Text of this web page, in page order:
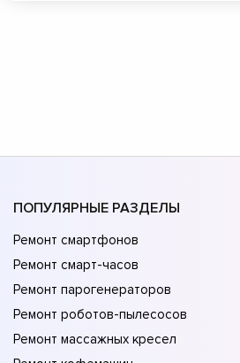
ПОПУЛЯРНЫЕ РАЗДЕЛЫ
Ремонт смартфонов
Ремонт смарт-часов
Ремонт парогенераторов
Ремонт роботов-пылесосов
Ремонт массажных кресел